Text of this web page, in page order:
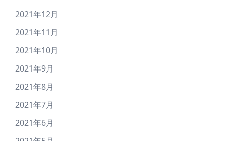
2021年12月
2021年11月
2021年10月
2021年9月
2021年8月
2021年7月
2021年6月